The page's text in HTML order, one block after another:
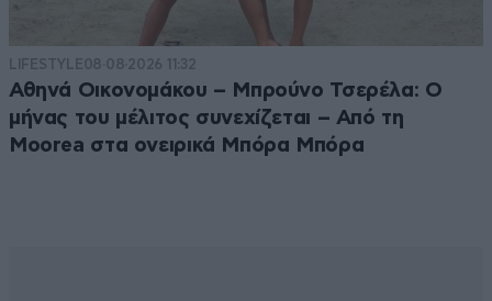
LIFESTYLE08·08·2026 11:32
Αθηνά Οικονομάκου – Μπρούνο Τσερέλα: Ο
μήνας του μέλιτος συνεχίζεται – Από τη
Moorea στα ονειρικά Μπόρα Μπόρα